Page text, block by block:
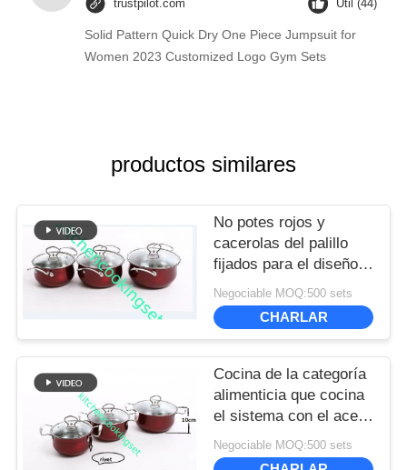
trustpilot.com Útil (44)
Solid Pattern Quick Dry One Piece Jumpsuit for
Women 2023 Customized Logo Gym Sets
productos similares
No potes rojos y
cacerolas del palillo
fijados para el diseño
elegante profesional de
la cocina de inducción
Negociable MOQ:500 sets
CHARLAR
Cocina de la categoría
alimenticia que cocina
el sistema con el acero
inoxidable colorido de
Shell 201# de la tapa
Negociable MOQ:500 sets